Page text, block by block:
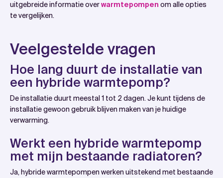
uitgebreide informatie overwarmtepompen om alle opties
te vergelijken.
Veelgestelde vragen
Hoe lang duurt de installatie van
een hybride warmtepomp?
De installatie duurt meestal 1 tot 2 dagen. Je kunt tijdens de
installatie gewoon gebruik blijven maken van je huidige
verwarming.
Werkt een hybride warmtepomp
met mijn bestaande radiatoren?
Ja, hybride warmtepompen werken uitstekend met bestaande